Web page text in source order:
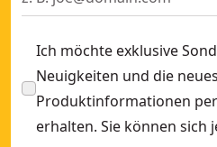
Ich möchte exklusive
Neuigkeiten und die
Produktinformationen per
erhalten. Sie können sich